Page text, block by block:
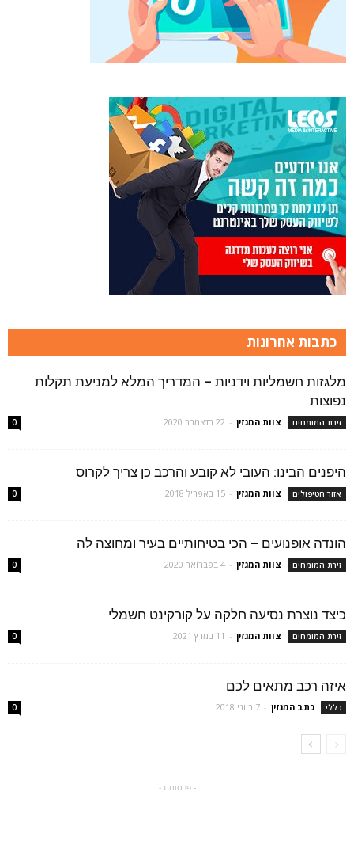
כתבות אחרונות
מלגזות חשמליות וידניות – המדריך המלא למניעת תקלות
נפוצות
זירת המומחים צוות המגזין - 22 בדצמבר 2020 0
היפנים הבינו: העובי לא קובע והרכב כן צריך לקרוס
אזור הטיפולים צוות המגזין - 15 באפריל 2018 0
הונדה אופנועים – הכי בטיחותיים בעיר ומחוצה לה
זירת המומחים צוות המגזין - 4 בפברואר 2020 0
כיצד נוצרת נסיעה חלקה על קורקינט חשמלי
זירת המומחים צוות המגזין - 11 במרץ 2021 0
איזה רכב מתאים לכם
כללי כתב המגזין - 7 ביוני 2018 0
- פרסומת -